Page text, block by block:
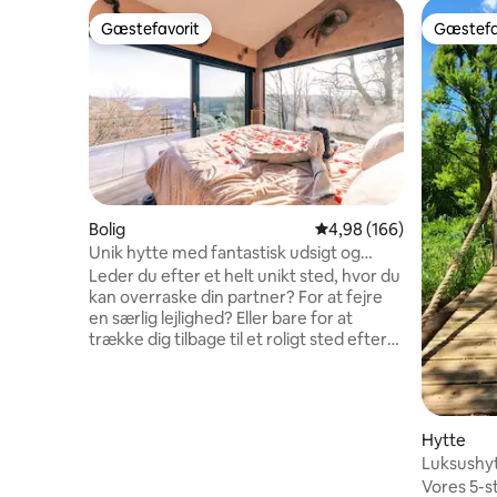
Gæstefavorit
Gæstefavorit
Bolig 4,98 ud af 5 i
4,98 (166)
Unik hytte med fantastisk udsigt og
privat wellness
Leder du efter et helt unikt sted, hvor du
kan overraske din partner? For at fejre
en særlig lejlighed? Eller bare for at
trække dig tilbage til et roligt sted efter
Hytte
Vores 5-